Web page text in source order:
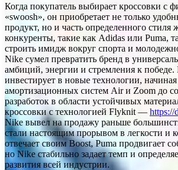
Когда покупатель выбирает кроссовки с
«swoosh», он приобретает не только
продукт, но и часть определенного
конкуренты, такие как Adidas или Puma,
строить имидж вокруг спорта и
Nike сумел превратить бренд в
амбиций, энергии и стремления к победе.
инвестирует в новые технологии, начиная
амортизационных систем Air и Zoom до
разработок в области устойчивых
кроссовки с технологией Flyknit — https://
Nike вывел на продажу раньше
стали настоящим прорывом в легкости и
отвечает своим Boost, Puma продвигает
но Nike стабильно задает темп и
развития всей индустрии.